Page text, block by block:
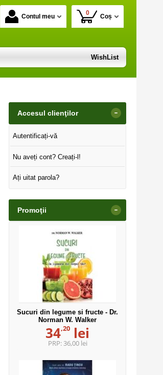
Contul meu 0 Coș
WishList
Accesul clienţilor -
Autentificați-vă
Nu aveți cont? Creați-l!
Ați uitat parola?
Promoţii -
Sucuri din legume si fructe - Dr.
Norman W. Walker
34,20 lei
PRP: 36,00 lei